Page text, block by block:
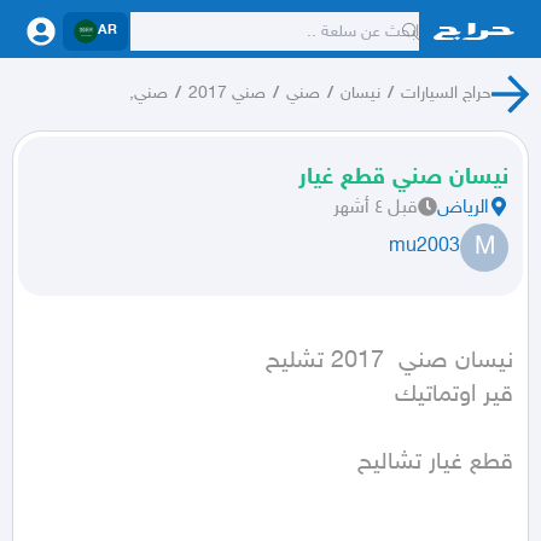
AR
حراج السيارات / نيسان / صني / صني 2017 / صني,
نيسان صني قطع غيار
الرياض قبل ٤ أشهر
M
mu2003
قير اوتماتيك
قطع غيار تشاليح